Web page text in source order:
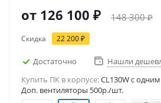
от 126 100 ₽ 148 300 ₽
Скидка 22 200 ₽
Достаточно
Нашли
Купить ПК в корпусе:CL130W c
Доп. вентиляторы 500р./шт.